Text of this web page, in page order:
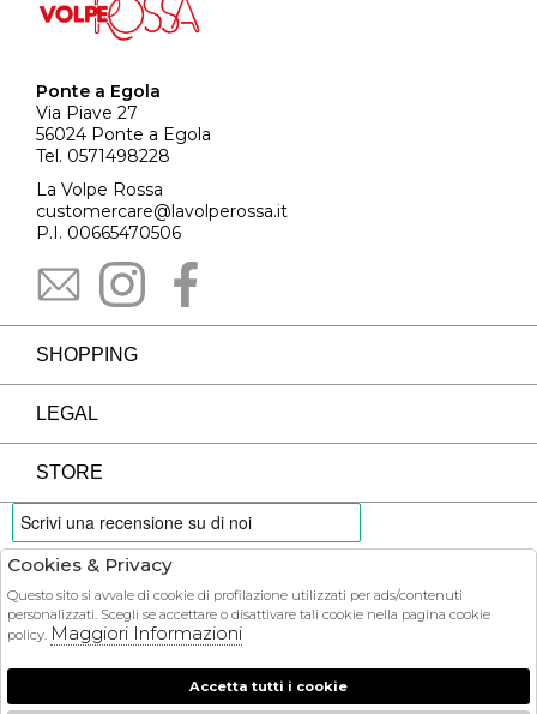
Ponte a Egola
Via Piave 27
56024 Ponte a Egola
Tel. 0571498228
La Volpe Rossa
customercare@lavolperossa.it
P.I. 00665470506
SHOPPING
LEGAL
STORE
PAYMENTS
COURIER
Cookies & Privacy
Questo sito si avvale di cookie di profilazione utilizzati per ads/contenuti
personalizzati. Scegli se accettare o disattivare tali cookie nella pagina cookie
policy. Maggiori Informazioni
Accetta tutti i cookie